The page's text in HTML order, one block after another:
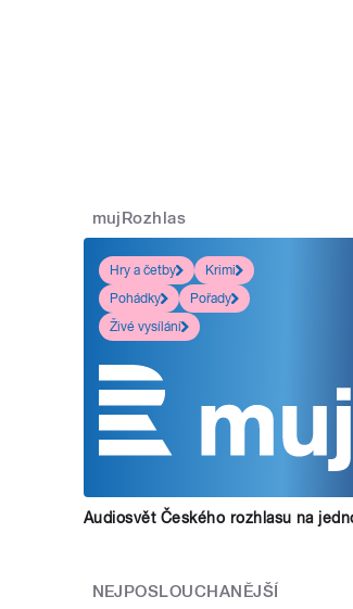
mujRozhlas
Hry a četby
Krimi
Pohádky
Pořady
Živé vysílání
Audiosvět Českého rozhlasu na
NEJPOSLOUCHANĚJŠÍ